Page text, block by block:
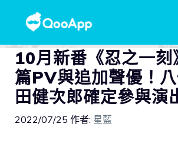
10月新番《忍之一刻
篇PV與追加聲優！
田健次郎確定參與演
2022/07/25 作者: 星藍